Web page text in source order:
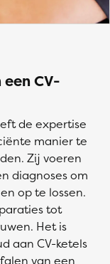
CV-
de expertise
manier te
Zij voeren
diagnoses om
op te lossen.
tot
Het is
aan CV-ketels
van een